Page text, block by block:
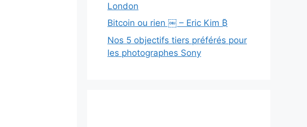
London
Bitcoin ou rien ￼ – Eric Kim ₿
Nos 5 objectifs tiers préférés pour
les photographes Sony